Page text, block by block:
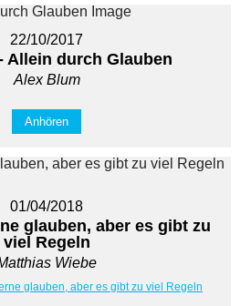
22/10/2017
Allein durch Glauben
Alex Blum
Anhören
01/04/2018
glauben, aber es gibt zu
viel Regeln
Wiebe
glauben, aber es gibt zu viel Regeln